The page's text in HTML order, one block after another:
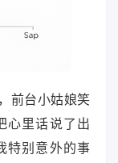
前台小姑娘笑
心里话说了出
特别意外的事